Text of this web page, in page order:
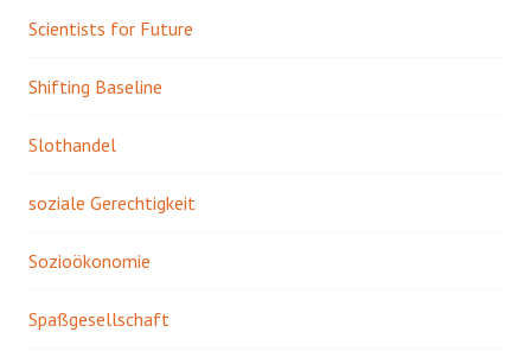
Scientists for Future
Shifting Baseline
Slothandel
soziale Gerechtigkeit
Sozioökonomie
Spaßgesellschaft